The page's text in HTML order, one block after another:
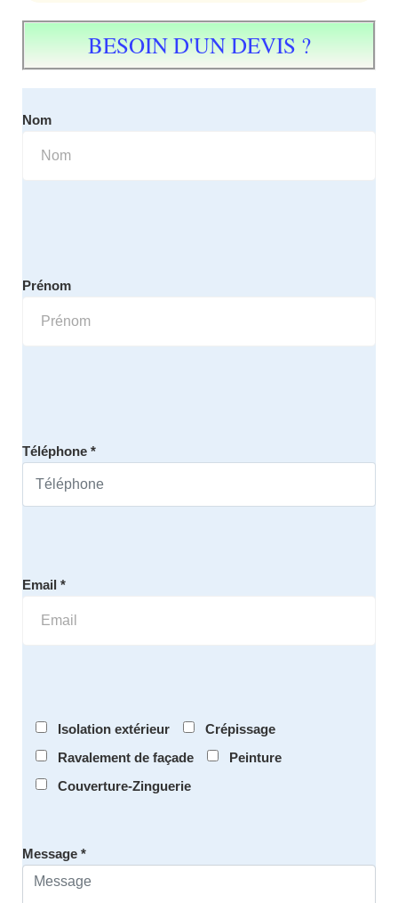
BESOIN D'UN DEVIS ?
Nom
Prénom
Téléphone *
Email *
Isolation extérieur
Crépissage
Ravalement de façade
Peinture
Couverture-Zinguerie
Message *